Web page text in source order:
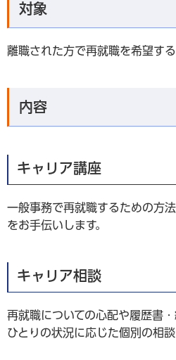
対象
離職された方で再就職を希望す
内容
キャリア講座
一般事務で再就職するための方
をお手伝いします。
キャリア相談
再就職についての心配や履歴書
ひとりの状況に応じた個別の相談